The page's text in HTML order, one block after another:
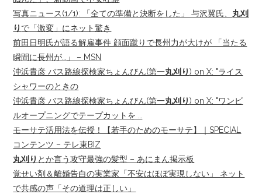
写真ニュース(1/1): 「全ての準備と決断をした」 与沢翼氏、 丸刈
り で「激変」にネット驚き
前田日明氏が語る解雇事件 顔面蹴りで長州力が大けが 「当たる
瞬間に長州が…」 – MSN
沖浜貴彦 バス路線探検家ちょんびん(第一丸刈り) on X: "ライス
シャワーのときの
沖浜貴彦 バス路線探検家ちょんびん(第一丸刈り) on X: "ワンビ
ルオープニングでテープカットを …
モーサテ活用法を伝授！【若手のためのモーサテ】｜SPECIAL
コンテンツ – テレ東BIZ
丸刈り とか言う攻守最強の髪型 – あにまん掲示板
覚せい剤＆離婚告白の実業家「不安はほぼ実現しない」 ネット
で共感の声「その道理は正しい」